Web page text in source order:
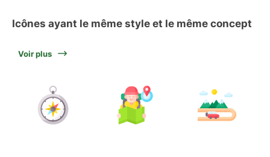
Icônes ayant le même style et le même concept
Voir plus